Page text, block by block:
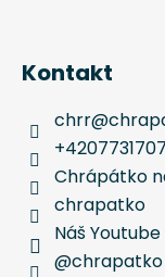
Kontakt
chrr@
Chrápátko
chrapatko
Náš